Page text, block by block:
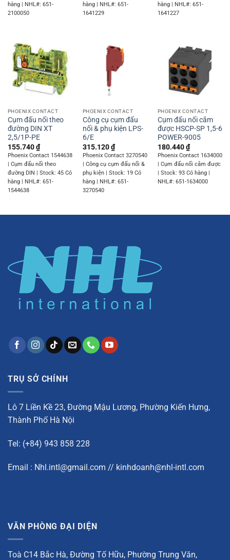
hàng | NHL#: 651-
2100050
hàng | NHL#: 651-
1641229
hàng | NHL#: 651-
1641227
PHOENIX CONTACT
Cụm đấu nối theo
đường DIN XT
2,5/1P-PE
155.740₫
Phoenix Contact 1544638
| Cụm đấu nối theo
đường DIN | Stock: 45 Có
hàng | NHL#: 651-
1544638
PHOENIX CONTACT
Công cụ cụm đấu
nối & phụ kiện LPS-
6/E
315.120₫
Phoenix Contact 3270540
| Công cụ cụm đấu nối &
phụ kiện | Stock: 19 Có
hàng | NHL#: 651-
3270540
PHOENIX CONTACT
Cụm đấu nối cắm
được HSCP-SP 1,5-6
POWER-9005
180.440₫
Phoenix Contact 1634000
| Cụm đấu nối cắm được
| Stock: 93 Có hàng |
NHL#: 651-1634000
TRỤ SỞ CHÍNH
Lô 7 Liền Kề 23, Đường Mậu Lương, Phường Kiến Hưng,
Thành Phố Hà Nội
Tel: (+84) 943 858 228
Email : Nhl.intl@gmail.com // kinhdoanh@nhl-intl.com
VĂN PHÒNG ĐẠI DIỆN
Toà C14 Bắc Hà, Đường Tố Hữu, Phường Trung Văn,